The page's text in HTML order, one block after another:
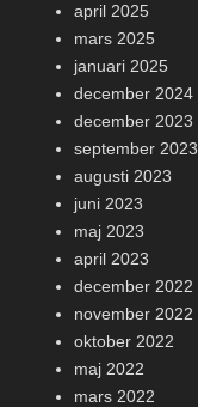
april 2025
mars 2025
januari 2025
december 2024
december 2023
september 2023
augusti 2023
juni 2023
maj 2023
april 2023
december 2022
november 2022
oktober 2022
maj 2022
mars 2022